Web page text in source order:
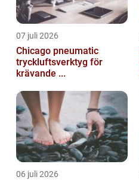
07 juli 2026
Chicago pneumatic
tryckluftsverktyg för
krävande ...
06 juli 2026